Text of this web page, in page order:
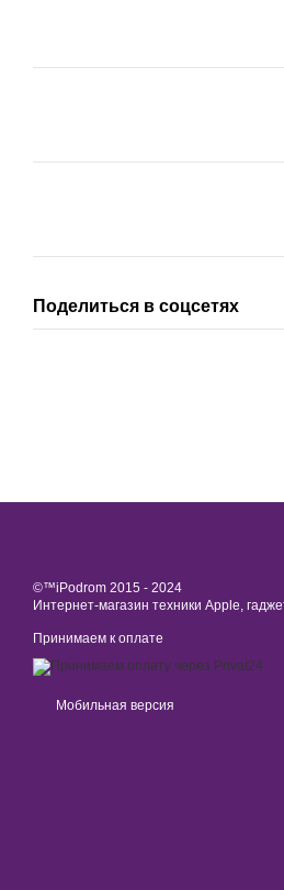
Поделиться в соцсетях
©™iPodrom 2015 - 2024
Интернет-магазин техники Apple,
Принимаем к оплате
Мобильная версия